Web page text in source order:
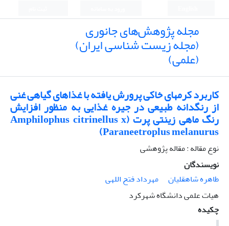
مجله پژوهش‌های جانوری
(مجله زیست شناسی ایران)
(علمی)
کاربرد کرمهای خاکی پرورش یافته با غذاهای گیاهی غنی
از رنگدانه طبیعی در جیره غذایی به منظور افزایش
رنگ ماهی زینتی پرت (Amphilophus citrinellus x
Paraneetroplus melanurus)
نوع مقاله : مقاله پژوهشی
نویسندگان
طاهره شاهقلیان
مهرداد فتح اللهی
هیات علمی دانشگاه شهرکرد
چکیده